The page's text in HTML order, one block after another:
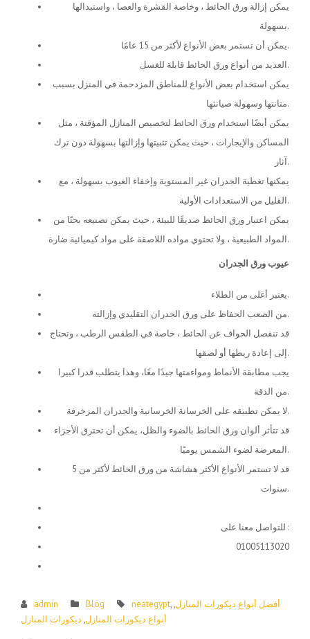
يمكن إزالة ورق الحائط ، وخاصة القشرة والعصا ، واستبدالها
بسهولة.
يمكن أن تستمر بعض الأنواع لأكثر من 15 عامًا.
العديد من أنواع ورق الحائط قابلة للغسل.
يمكن استخدام بعض الأنواع للمناطق المزدحمة في المنزل بسبب
متانتها وسهولة صيانتها.
يمكن أيضًا استخدام ورق الحائط لتخصيص المنازل المؤقتة ، مثل
المساكن والإيجارات ، حيث يمكن تثبيتها وإزالتها بسهولة دون ترك
آثار.
يمكنها تغطية الجدران غير المستوية وإخفاء العيوب بسهولة ، مع
القليل من الاستعدادات الأولية.
يمكن اعتبار ورق الحائط صديقًا للبيئة ، حيث يمكن تصنيعه بحتًا من
المواد الطبيعية ، ولا تحتوي مواده اللاصقة على مواد كيميائية ضارة.
عيوب ورق الجدران
يعتبر أغلى من الطلاء.
من الصعب الحفاظ على ورق الجدران التقليدي وإزالته.
قد تنفصل الحواف عن الحائط ، خاصة في الطقس الرطب ، وتحتاج
إلى إعادة ربطها أو لصقها.
يجب مطابقة الأنماط ومواءمتها جيدًا معًا، وهذا يتطلب قدرا كبيرا
من الدقة.
لا يمكن تطبيقه على الخرسانة الخرسانية والجدران المزخرفة.
قد تتأثر ألوان ورق الحائط بالضوء والظل، يمكن أن تحترق الأجزاء
المعرضة لضوء الشمس يوميًا.
قد لا تستمر الأنواع الأكثر هشاشة من ورق الحائط لأكثر من 5
سنوات.
للتواصل معنا على :
01005113020
admin Blog neategypt, أفضل أنواع ديكورات المنازل,
أنواع ديكورات المنازل, ديكورات المنازل